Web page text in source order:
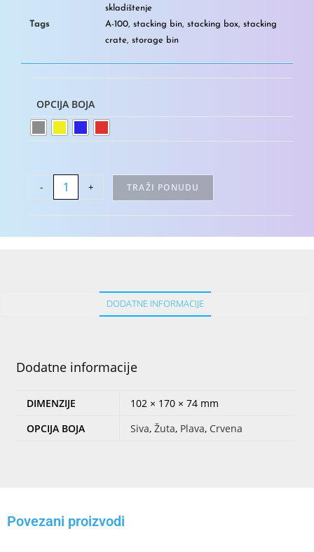
skladištenje
Tags
A-100, stacking bin, stacking box, stacking
crate, storage bin
OPCIJA BOJA
- + TRAŽI PONUDU
DODATNE INFORMACIJE
Dodatne informacije
DIMENZIJE
102 × 170 × 74 mm
OPCIJA BOJA
Siva, Žuta, Plava, Crvena
Povezani proizvodi